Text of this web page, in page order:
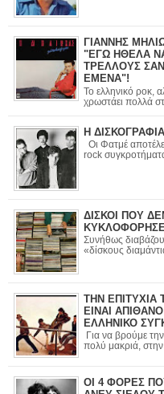
ΓΙΑΝΝΗΣ
"ΕΓΩ ΗΘΕΛΑ
ΤΡΕΛΛΟΥΣ ΣΑΝ ΕΜΕΝΑ ΚΑΙ
ΕΜΕΝΑ"!
Το ελληνικό ροκ,
χρωστάει πολλά
Η
Οι Φατμέ
rock
ΔΙΣΚΟΙ ΠΟΥ
Συνήθως
«δίσκους
ΤΗΝ ΕΠΙΤΥΧΙΑ
ΕΙΝΑΙ
ΕΛΛΗΝΙΚΟ
Για να βρούμε την αρχή των Sharp
πολύ μακριά,
ΟΙ 4 ΦΟΡΕΣ